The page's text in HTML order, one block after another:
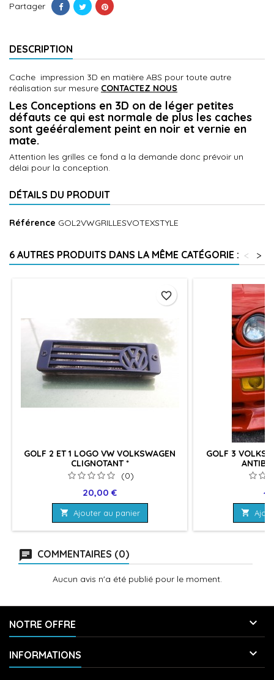
Partager
DESCRIPTION
Cache impression 3D en matière ABS pour toute autre
réalisation sur mesure CONTACTEZ NOUS
Les Conceptions en 3D on de léger petites
défauts ce qui est normale de plus les caches
sont geééralement peint en noir et vernie en
mate.
Attention les grilles ce fond a la demande donc prévoir un
délai pour la conception.
DÉTAILS DU PRODUIT
Référence GOL2VWGRILLESVOTEXSTYLE
6 AUTRES PRODUITS DANS LA MÊME CATÉGORIE : >
<
GOLF 2 ET 1 LOGO VW VOLKSWAGEN
CLIGNOTANT *
(0)
Prix
20,00 €
 Ajouter au panier
favorite_border
GOLF 3

COMMENTAIRES (0)
Aucun avis n'a été publié pour le moment.
NOTRE OFFRE 
INFORMATIONS 